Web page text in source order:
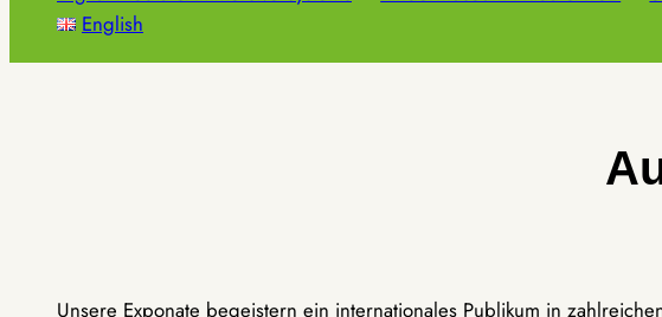
English
Unsere Exponate begeistern ein internationales Publikum in